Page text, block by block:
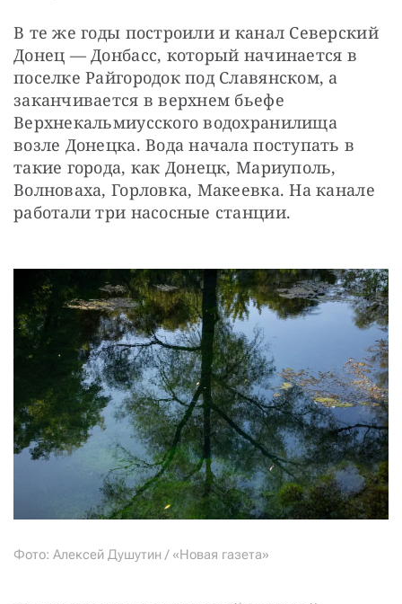
В те же годы построили и канал Северский
Донец — Донбасс, который начинается в
поселке Райгородок под Славянском, а
заканчивается в верхнем бьефе
Верхнекальмиусского водохранилища
возле Донецка. Вода начала поступать в
такие города, как Донецк, Мариуполь,
Волноваха, Горловка, Макеевка. На канале
работали три насосные станции.
Фото: Алексей Душутин / «Новая газета»